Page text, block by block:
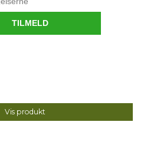
2022
Vis produkt